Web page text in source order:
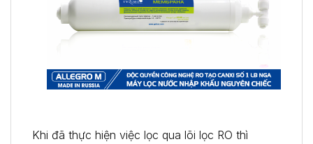
Khi đã thực hiện việc lọc qua lõi lọc RO thì